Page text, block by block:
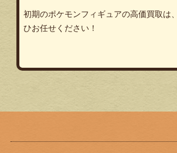
初期のポケモンフィギュアの高価買取は
ひお任せください！